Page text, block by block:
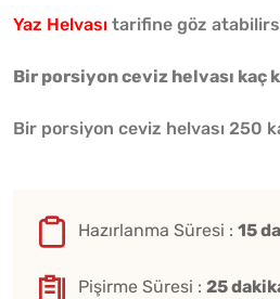
Yaz Helvası tarifine göz
Bir porsiyon ceviz helvası kaç
Bir porsiyon ceviz helvası 250
Hazırlanma Süresi : 15
Pişirme Süresi : 25